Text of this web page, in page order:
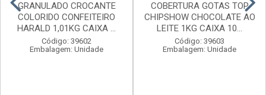
GRANULADO CROCANTE
COLORIDO CONFEITEIRO
HARALD 1,01KG CAIXA ...
Código: 39602
Embalagem: Unidade
COBERTURA GOTAS TOP
CHIPSHOW CHOCOLATE AO
LEITE 1KG CAIXA 10...
Código: 39603
Embalagem: Unidade